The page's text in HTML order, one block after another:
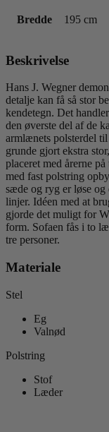
Bredde 195 cm
Beskrivelse
Hans J. Wegner
detalje kan få så stor
kendetegn. Det
den øverste del af de
armlænets polsterdel
grunde gjort ekstra
placeret med årerne
med fast polstring
sæde og ryg er løse og
linjer. Idéen med at
gjorde det muligt for
form. Sofaen fås i to
tre personer.
Materiale
Stel
Eg
Valnød
Polstring
Stof
Læder